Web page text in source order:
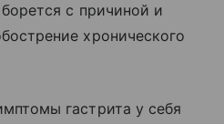
с причиной и
хронического
гастрита у себя